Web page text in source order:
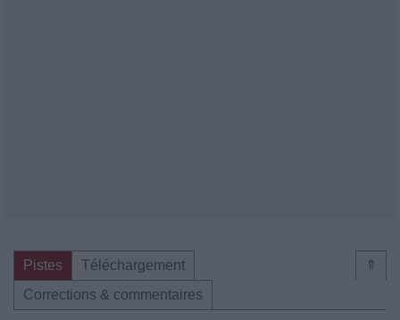
⇑
Pistes
Téléchargement
Corrections & commentaires